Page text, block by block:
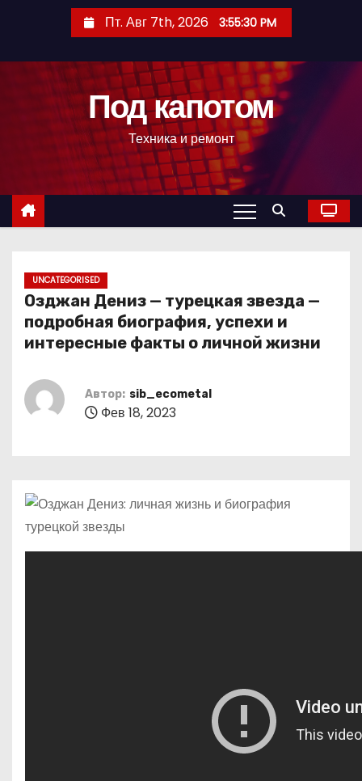
с
Пт. Авг 7th, 2026 3:55:31 PM
Под капотом
Техника и ремонт
UNCATEGORISED
Озджан Дениз — турецкая звезда —
подробная биография, успехи и
интересные факты о личной жизни
Автор: sib_ecometal
Фев 18, 2023